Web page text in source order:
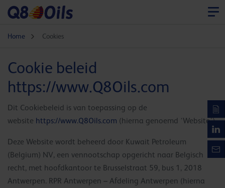
Home Cookies
Cookie beleid
https://www.Q8Oils.com
Dit Cookiebeleid is van toepassing op de
website https://www.Q8Oils.com (hierna genoemd ‘Website’).
Deze Website wordt beheerd door Kuwait Petroleum
(Belgium) NV, een vennootschap opgericht naar Belgisch
recht, met hoofdkantoor te Brusselstraat 59, bus 1, 2018
Antwerpen. RPR Antwerpen – Afdeling Antwerpen (hierna